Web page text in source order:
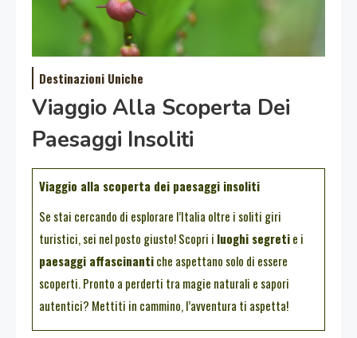
Destinazioni Uniche
Viaggio Alla Scoperta Dei
Paesaggi Insoliti
Viaggio alla scoperta dei paesaggi insoliti
Se stai cercando di esplorare l’Italia oltre i soliti giri
turistici, sei nel posto giusto! Scopri i luoghi segretie i
paesaggi affascinantiche aspettano solo di essere
scoperti. Pronto a perderti tra magie naturali e sapori
autentici? Mettiti in cammino, l’avventura ti aspetta!